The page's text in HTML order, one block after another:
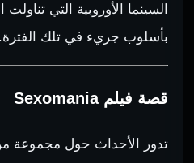
السينما الأوروبية التي
بأسلوب جريء في تلك الفترة.
قصة فيلم Sexomania
تدور الأحداث حول مجموعة